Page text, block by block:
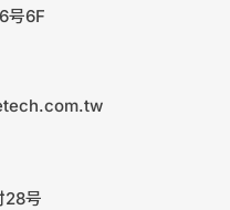
号6F
28号